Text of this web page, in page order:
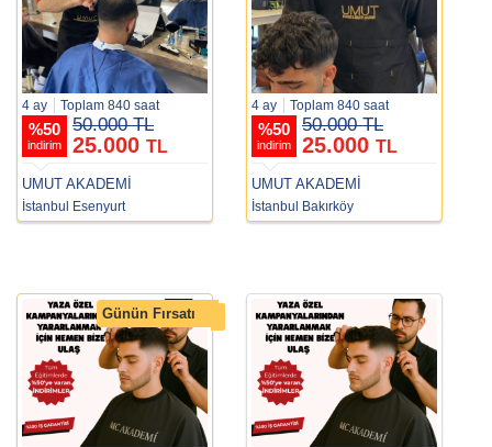
4 ay Toplam 840 saat
%50
indirim
50.000 TL
25.000 TL
UMUT AKADEMİ
İstanbul Esenyurt
4 ay Toplam 840 saat
%50
indirim
50.000 TL
25.000 TL
UMUT AKADEMİ
İstanbul Bakırköy
Günün Fırsatı